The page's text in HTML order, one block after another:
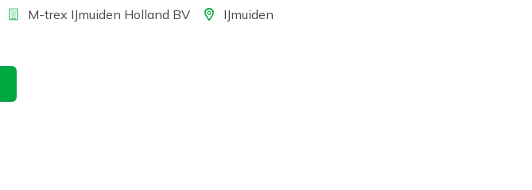
BedrijfM-trex IJmuiden Holland BVLocatieIJmuiden